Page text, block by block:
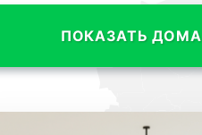
ПОКАЗАТЬ ДОМА